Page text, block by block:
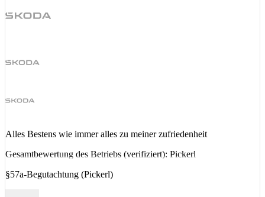
Alles Bestens wie immer alles zu meiner zufriedenheit
Gesamtbewertung des Betriebs (verifiziert): Pickerl
§57a-Begutachtung (Pickerl)